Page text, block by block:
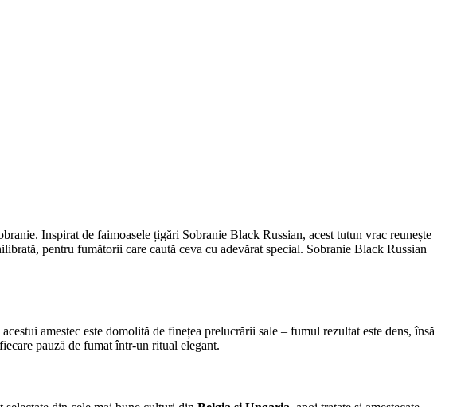
Inspirat de faimoasele țigări Sobranie Black Russian, acest tutun vrac reunește
pentru fumătorii care caută ceva cu adevărat special. Sobranie Black Russian
amestec este domolită de finețea prelucrării sale – fumul rezultat este dens, însă
pauză de fumat într-un ritual elegant.